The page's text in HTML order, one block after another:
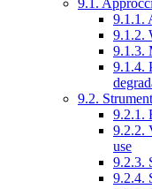
9.1.
9.1.1.
9.1.2.
9.1.3.
9.1.4.
9.2.
9.2.1.
9.2.2.
use
9.2.3.
9.2.4.